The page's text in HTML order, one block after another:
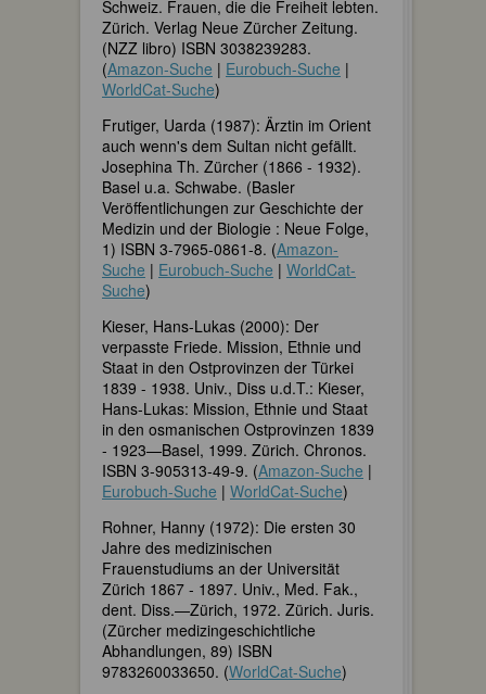
Schweiz. Frauen, die die Freiheit lebten.
Zürich. Verlag Neue Zürcher Zeitung.
(NZZ libro) ISBN 3038239283.
(Amazon-Suche | Eurobuch-Suche |
WorldCat-Suche)
Frutiger, Uarda (1987): Ärztin im Orient
auch wenn's dem Sultan nicht gefällt.
Josephina Th. Zürcher (1866 - 1932).
Basel u.a. Schwabe. (Basler
Veröffentlichungen zur Geschichte der
Medizin und der Biologie : Neue Folge,
1) ISBN 3-7965-0861-8. (Amazon-
Suche | Eurobuch-Suche | WorldCat-
Suche)
Kieser, Hans-Lukas (2000): Der
verpasste Friede. Mission, Ethnie und
Staat in den Ostprovinzen der Türkei
1839 - 1938. Univ., Diss u.d.T.: Kieser,
Hans-Lukas: Mission, Ethnie und Staat
in den osmanischen Ostprovinzen 1839
- 1923—Basel, 1999. Zürich. Chronos.
ISBN 3-905313-49-9. (Amazon-Suche |
Eurobuch-Suche | WorldCat-Suche)
Rohner, Hanny (1972): Die ersten 30
Jahre des medizinischen
Frauenstudiums an der Universität
Zürich 1867 - 1897. Univ., Med. Fak.,
dent. Diss.—Zürich, 1972. Zürich. Juris.
(Zürcher medizingeschichtliche
Abhandlungen, 89) ISBN
9783260033650. (WorldCat-Suche)